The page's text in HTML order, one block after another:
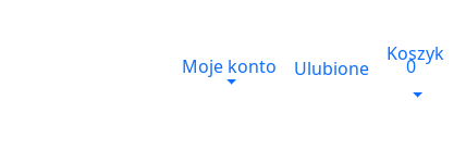
Moje konto Ulubione
Koszyk
0